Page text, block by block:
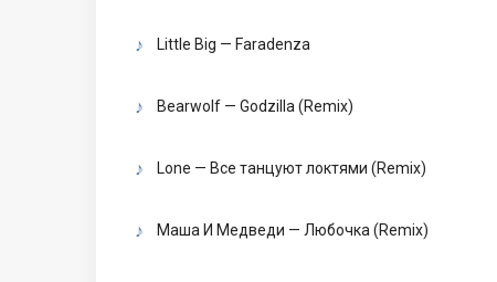
Little Big — Faradenza
Bearwolf — Godzilla (Remix)
Lone — Все танцуют локтями (Remix)
Маша И Медведи — Любочка (Remix)